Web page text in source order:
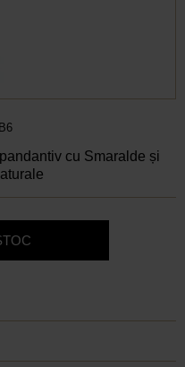
cu Smaralde și